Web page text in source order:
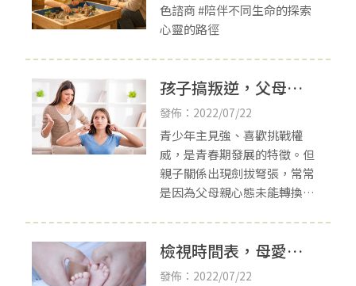
色諮商 #陪伴不同生命的探索
心靈的路徑
孩子搞叛逆，父母怎
麼辦？新竹親子諮商
發佈：2022/07/22
青少年主見強、喜歡挑戰權
威，是青春期發展的特徵。但
親子關係出現劍拔弩張，常常
是因為父母親心態未能轉換，
意」、「追求權力」、「報復
洩恨」，以及「自我放棄」
檢視時間表，母愛不
透支-新竹家庭諮商
發佈：2022/07/22